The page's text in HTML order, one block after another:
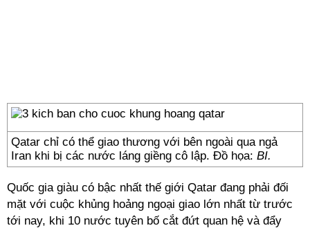
Qatar chỉ có thể giao thương với bên ngoài qua ngả
Iran khi bị các nước láng giềng cô lập. Đồ họa: BI.
Quốc gia giàu có bậc nhất thế giới Qatar đang phải đối
mặt với cuộc khủng hoảng ngoại giao lớn nhất từ trước
tới nay, khi 10 nước tuyên bố cắt đứt quan hệ và đẩy